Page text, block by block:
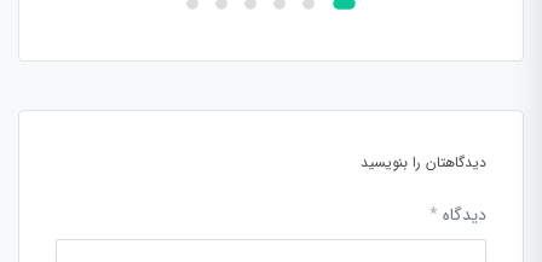
دیدگاهتان را بنویسید
دیدگاه *